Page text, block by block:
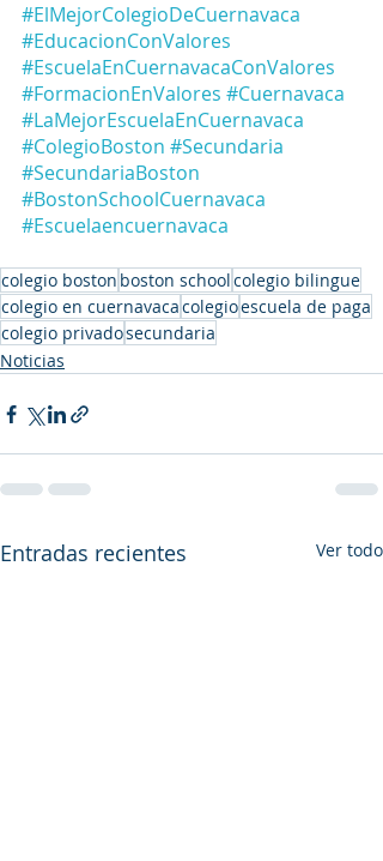
#ElMejorColegioDeCuernavaca
#EducacionConValores
#EscuelaEnCuernavacaConValores
#FormacionEnValores #Cuernavaca
#LaMejorEscuelaEnCuernavaca
#ColegioBoston #Secundaria
#SecundariaBoston
#BostonSchoolCuernavaca
#Escuelaencuernavaca
colegio boston boston schoolcolegio bilingue
colegio en cuernavacacolegioescuela de paga
colegio privadosecundaria
Noticias
Entradas recientes Ver todo